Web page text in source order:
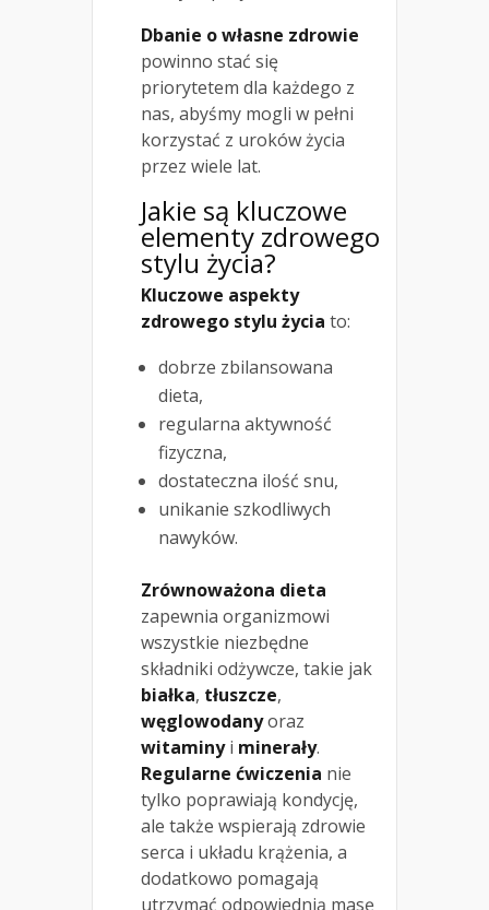
Dbanie o własne zdrowie
powinno stać się
priorytetem dla każdego z
nas, abyśmy mogli w pełni
korzystać z uroków życia
przez wiele lat.
Jakie są kluczowe
elementy zdrowego
stylu życia?
Kluczowe aspekty
zdrowego stylu życia to:
dobrze zbilansowana
dieta,
regularna aktywność
fizyczna,
dostateczna ilość snu,
unikanie szkodliwych
nawyków.
Zrównoważona dieta
zapewnia organizmowi
wszystkie niezbędne
składniki odżywcze, takie jak
białka, tłuszcze,
węglowodanyoraz
witaminyi minerały.
Regularne ćwiczenia nie
tylko poprawiają kondycję,
ale także wspierają zdrowie
serca i układu krążenia, a
dodatkowo pomagają
utrzymać odpowiednią masę